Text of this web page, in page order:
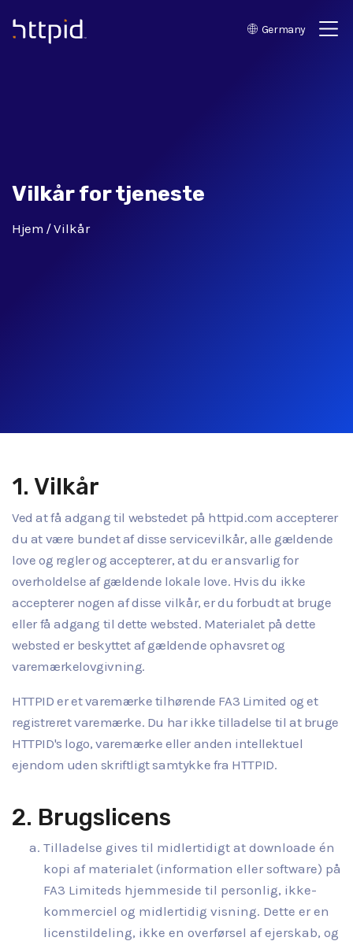
™
Germany
Vilkår for tjeneste
Hjem Vilkår
1. Vilkår
Ved at få adgang til webstedet på httpid.com accepterer
du at være bundet af disse servicevilkår, alle gældende
love og regler og accepterer, at du er ansvarlig for
overholdelse af gældende lokale love. Hvis du ikke
accepterer nogen af disse vilkår, er du forbudt at bruge
eller få adgang til dette websted. Materialet på dette
websted er beskyttet af gældende ophavsret og
varemærkelovgivning.
HTTPID er et varemærke tilhørende FA3 Limited og et
registreret varemærke. Du har ikke tilladelse til at bruge
HTTPID's logo, varemærke eller anden intellektuel
ejendom uden skriftligt samtykke fra HTTPID.
2. Brugslicens
Tilladelse gives til midlertidigt at downloade én
kopi af materialet (information eller software) på
FA3 Limiteds hjemmeside til personlig, ikke-
kommerciel og midlertidig visning. Dette er en
licenstildeling, ikke en overførsel af ejerskab, og